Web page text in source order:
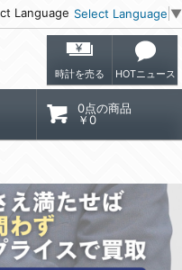
Language Select Language ▼
時計を売る HOTニュース
0点の商品
￥0